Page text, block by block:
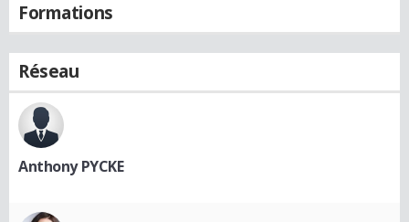
Formations
Réseau
Anthony PYCKE